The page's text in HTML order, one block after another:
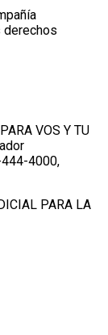
derechos
VOS Y TU
4000,
PARA LA